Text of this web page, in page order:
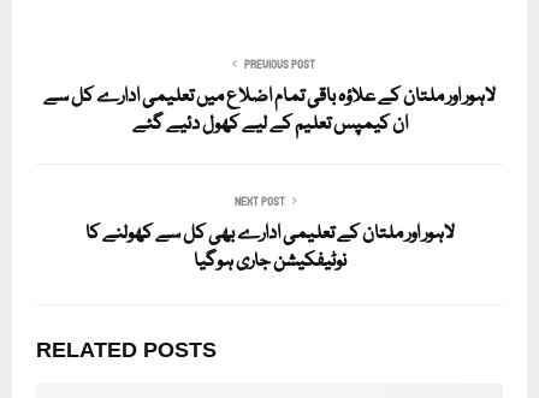
PREVIOUS POST
لاہور اور ملتان کے علاؤہ باقی تمام اضلاع میں تعلیمی ادارے کل سے
ان کیمپس تعلیم کے لیے کھول دئیے گئے
NEXT POST
لاہور اور ملتان کے تعلیمی ادارے بھی کل سے کھولنے کا
نوٹیفکیشن جاری ہوگیا
RELATED POSTS